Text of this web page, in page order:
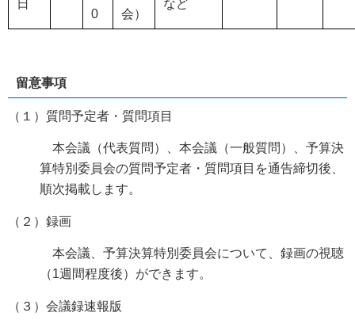
日
0
会）
など
留意事項
（１）質問予定者・質問項目
本会議（代表質問）、本会議（一般質問）、予算決
算特別委員会の質問予定者・質問項目を通告締切後、
順次掲載します。
（２）録画
本会議、予算決算特別委員会について、録画の視聴
（1週間程度後）ができます。
（３）会議録速報版